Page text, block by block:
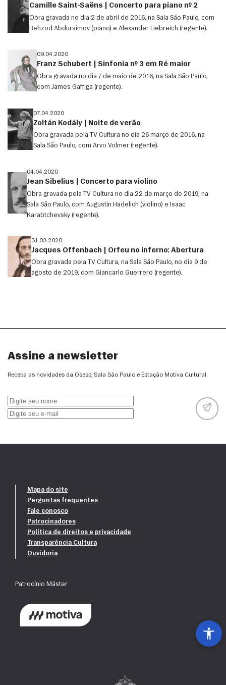
Camille Saint-Saëns | Concerto para piano nº 2
Obra gravada no dia 2 de abril de 2016, na Sala São Paulo, com
Behzod Abduraimov (piano) e Alexander Liebreich (regente).
09.04.2020
Franz Schubert | Sinfonia nº 3 em Ré maior
Obra gravada no dia 7 de maio de 2016, na Sala São Paulo,
com James Gaffiga (regente).
07.04.2020
Zoltán Kodály | Noite de verão
Obra gravada pela TV Cultura no dia 26 março de 2016, na
Sala São Paulo, com Arvo Volmer (regente).
04.04.2020
Jean Sibelius | Concerto para violino
Obra gravada pela TV Cultura no dia 22 de março de 2019, na
Sala São Paulo, com Augustin Hadelich (violino) e Isaac
Karabtchevsky (regente).
31.03.2020
Jacques Offenbach | Orfeu no inferno: Abertura
Obra gravada pela TV Cultura, na Sala São Paulo, no dia 9 de
agosto de 2019, com Giancarlo Guerrero (regente).
Assine a newsletter
Receba as novidades da Osesp, Sala São Paulo e Estação Motiva Cultural.
Mapa do site
Perguntas frequentes
Fale conosco
Patrocinadores
Política de direitos e privacidade
Transparência Cultura
Ouvidoria
Patrocínio Máster